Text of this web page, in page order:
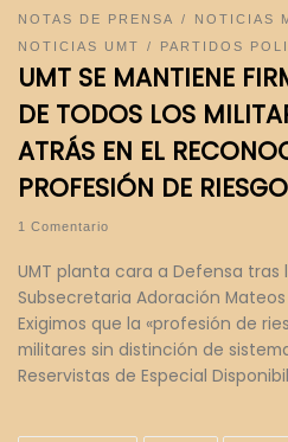
NOTAS DE PRENSA
NOTICIAS
NOTICIAS UMT
PARTIDOS
UMT SE MANTIENE
DE TODOS LOS
ATRÁS EN EL
PROFESIÓN DE
1 Comentario
UMT planta cara a Defensa tras
Subsecretaria Adoración
Exigimos que la «profesión de
militares sin distinción de
Reservistas de Especial